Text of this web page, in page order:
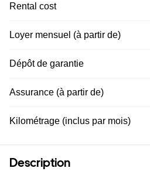
Rental cost
Loyer mensuel (à partir de)
Dépôt de garantie
Assurance (à partir de)
Kilométrage (inclus par mois)
Description